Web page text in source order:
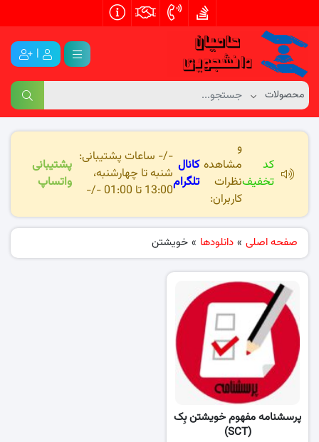
|
کد
تخفیف
و
مشاهده
نظرات
کاربران:
کانال
تلگرام
-/- ساعات پشتیبانی:
شنبه تا چهارشنبه،
13:00 تا 01:00 -/-
پشتیبانی
واتساپ
صفحه اصلی » دانلودها » خویشتن
پرسشنامه مفهوم خویشتن بِک
(SCT)